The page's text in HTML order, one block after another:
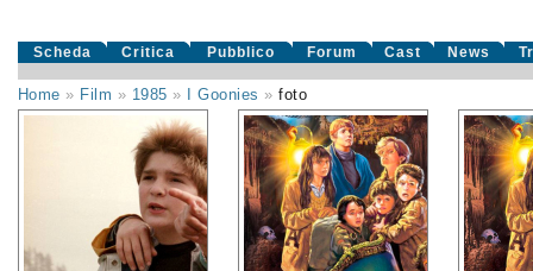
Scheda Critica Pubblico Forum Cast News
Home » Film » 1985 » I Goonies »foto